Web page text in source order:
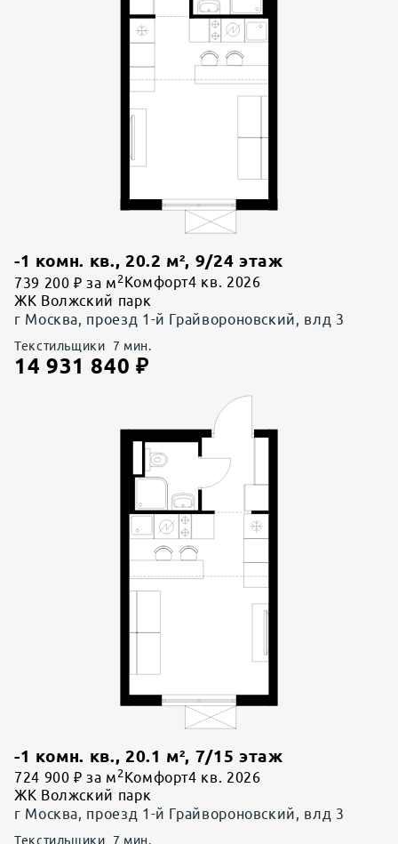
-1 комн. кв., 20.2 м², 9/24 этаж
739 200 ₽ за м 2 Комфорт4 кв. 2026
ЖК Волжский парк
г Москва, проезд 1-й Грайвороновский, влд 3
Текстильщики 7 мин.
14 931 840 ₽
-1 комн. кв., 20.1 м², 7/15 этаж
724 900 ₽ за м 2 Комфорт4 кв. 2026
ЖК Волжский парк
г Москва, проезд 1-й Грайвороновский, влд 3
Текстильщики 7 мин.